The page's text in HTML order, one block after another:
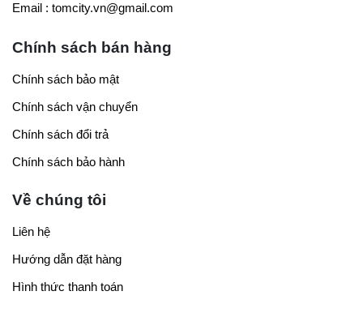
Email : tomcity.vn@gmail.com
Chính sách bán hàng
Chính sách bảo mật
Chính sách vận chuyển
Chính sách đổi trả
Chính sách bảo hành
Về chúng tôi
Liên hệ
Hướng dẫn đặt hàng
Hình thức thanh toán